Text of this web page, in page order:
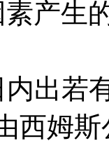
产生
内出若
西姆